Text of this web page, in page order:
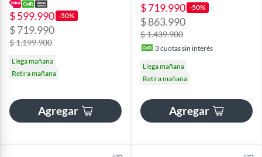
$ 599.990 -50%
$ 719.990
$ 1.199.900
Llega mañana
Retira mañana
Agregar
$ 719.990 -50%
$ 863.990
$ 1.439.900
3cuotas sin interés
Llega mañana
Retira mañana
Agregar